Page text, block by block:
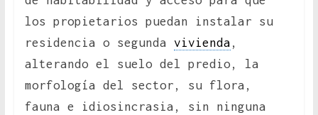
los propietarios puedan instalar su
residencia o segunda vivienda ,
alterando el suelo del predio, la
morfología del sector, su flora,
fauna e idiosincrasia, sin ninguna